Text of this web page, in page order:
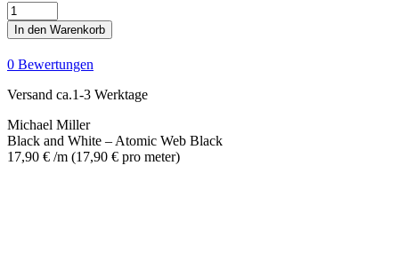
Black
and
White
-
Atomic
Web
Black
Menge
In den Warenkorb
0 Bewertungen
Versand ca.1-3 Werktage
Michael Miller
Black and White – Atomic Web Black
17,90 € /m (17,90 € pro meter)